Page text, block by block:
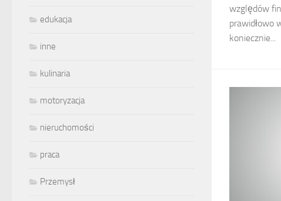
względów
prawidłowo
koniecznie...
edukacja
inne
kulinaria
motoryzacja
nieruchomości
praca
Przemysł